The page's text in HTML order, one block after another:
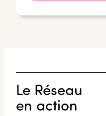
Le Réseau
en action